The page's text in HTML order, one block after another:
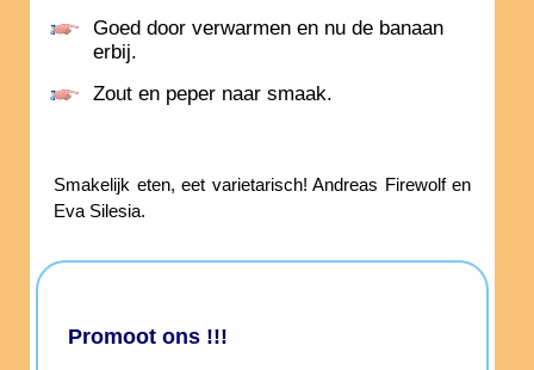
Goed door verwarmen en nu de banaan
erbij.
Zout en peper naar smaak.
Smakelijk eten, eet varietarisch! Andreas Firewolf en
Eva Silesia.
Promoot ons !!!